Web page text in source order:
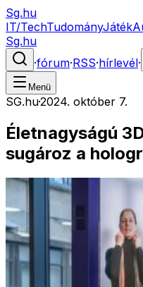
Sg.hu
IT/TechTudományJáték
Sg.hu
·fórum·RSS·hírlevél·
Menü
SG.hu·2024. október 7.
Életnagyságú
sugároz a